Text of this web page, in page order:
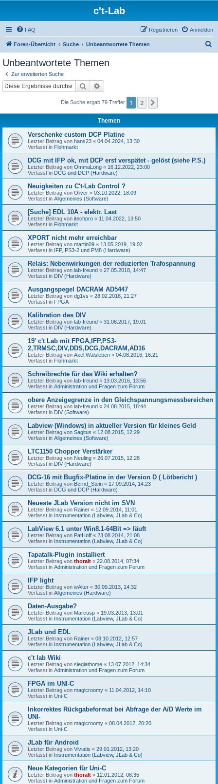
c't-Lab
FAQ Anmelden
Registrieren
Foren-Übersicht Suche Unbeantwortete Themen
Unbeantwortete Themen
Zur erweiterten Suche
Suche
Die Suche ergab 79 Treffer 1 2
Themen
Verschenke custom DCP Platine
Letzter Beitrag von hans23 « 04.04.2024, 13:30
Verfasst in Flohmarkt
DCG mit IFP ok, mit DCP erst verspätet - gelöst (siehe P.S.)
Letzter Beitrag von OmmaLong « 16.12.2022, 23:00
Verfasst in DCG und DCP (Hardware)
Neuigkeiten zu C't-Lab Control ?
Letzter Beitrag von Oliver « 03.10.2022, 18:09
Verfasst in Allgemeines (Software)
[Suche] EDL 10A - elektr. Last
Letzter Beitrag von itechpro « 11.04.2022, 13:50
Verfasst in Flohmarkt
XPORT nicht mehr erreichbar
Letzter Beitrag von martin09 « 13.05.2019, 19:02
Verfasst in IFP, PS3-2 und PM8 (Hardware)
Relais: Nebenwirkungen der reduzierten Trafospannung
Letzter Beitrag von lab-freund « 27.05.2018, 14:47
Verfasst in DIV (Hardware)
Ausgangspegel DACRAM AD5447
Letzter Beitrag von dg1vs « 28.02.2018, 21:27
Verfasst in FPGA
Kalibration des DIV
Letzter Beitrag von lab-freund « 31.08.2017, 19:01
Verfasst in DIV (Hardware)
19' c't Lab mit FPGA,IFP,PS3-
2,TRMSC,DIV,DDS,DCG,DACRAM,AD16
Letzter Beitrag von Axel.Walsleben « 04.08.2016, 16:21
Verfasst in Flohmarkt
Schreibrechte für das Wiki erhalten?
Letzter Beitrag von lab-freund « 13.03.2016, 13:56
Verfasst in Administration und Fragen zum Forum
obere Anzeigegrenze in den Gleichspannungsmessbereichen
Letzter Beitrag von lab-freund « 24.08.2015, 18:44
Verfasst in DIV (Software)
Labview (Windows) in aktueller Version für kleines Geld
Letzter Beitrag von Sagitus « 12.08.2015, 12:29
Verfasst in Allgemeines (Software)
LTC1150 Chopper Verstärker
Letzter Beitrag von Neuling « 26.07.2015, 12:28
Verfasst in DIV (Hardware)
DCG-16 mit Bugfix-Platine in der Version D ( Lötbericht )
Letzter Beitrag von Bernd_Stein « 17.09.2014, 14:23
Verfasst in DCG und DCP (Hardware)
Neueste JLab Version nicht im SVN
Letzter Beitrag von Rainer « 12.09.2014, 11:01
Verfasst in Instrumentation (Labview, JLab & Co)
LabView 6.1 unter Win8.1-64Bit => läuft
Letzter Beitrag von PatHoff « 23.08.2014, 21:08
Verfasst in Instrumentation (Labview, JLab & Co)
Tapatalk-Plugin installiert
Letzter Beitrag von thoralt « 22.08.2014, 07:34
Verfasst in Administration und Fragen zum Forum
IFP light
Letzter Beitrag von wAlter « 30.09.2013, 14:32
Verfasst in Allgemeines (Hardware)
Daten-Ausgabe?
Letzter Beitrag von Marcusp « 19.03.2013, 13:01
Verfasst in Instrumentation (Labview, JLab & Co)
JLab und EDL
Letzter Beitrag von Rainer « 08.10.2012, 12:57
Verfasst in Instrumentation (Labview, JLab & Co)
c't lab Wiki
Letzter Beitrag von siegiathome « 13.07.2012, 14:34
Verfasst in Administration und Fragen zum Forum
FPGA im UNI-C
Letzter Beitrag von magicroomy « 11.04.2012, 14:10
Verfasst in Uni-C
Inkorrektes Rückgabeformat bei Abfrage der A/D Werte im
UNI-
Letzter Beitrag von magicroomy « 08.04.2012, 20:20
Verfasst in Uni-C
JLab für Android
Letzter Beitrag von Viviatis « 29.01.2012, 13:20
Verfasst in Instrumentation (Labview, JLab & Co)
Neue Kategorien für Uni-C
Letzter Beitrag von thoralt « 12.01.2012, 08:35
Verfasst in Administration und Fragen zum Forum